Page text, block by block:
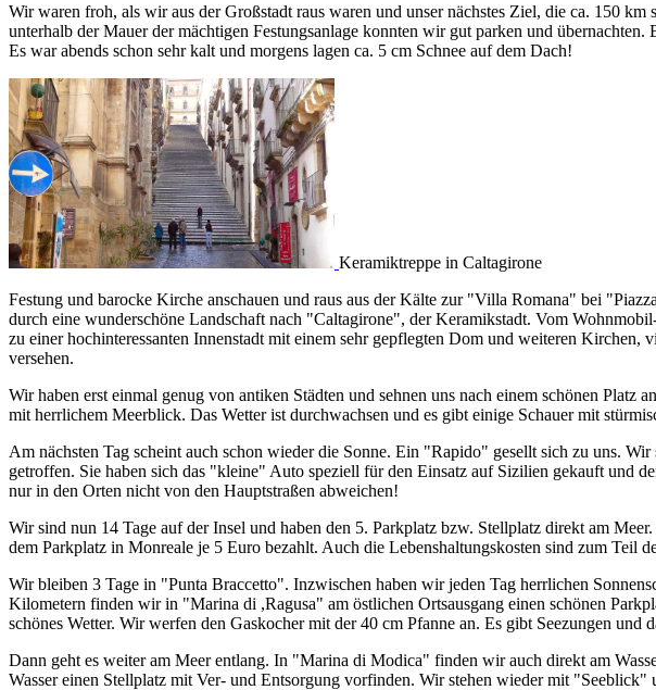
Wir waren froh, als wir aus der Großstadt raus waren und unser nächstes Ziel, die ca. 150
unterhalb der Mauer der mächtigen Festungsanlage konnten wir gut parken und
Es war abends schon sehr kalt und morgens lagen ca. 5 cm Schnee auf dem Dach!
Keramiktreppe in Caltagirone
Festung und barocke Kirche anschauen und raus aus der Kälte zur "Villa Romana" bei
durch eine wunderschöne Landschaft nach "Caltagirone", der Keramikstadt. Vom
zu einer hochinteressanten Innenstadt mit einem sehr gepflegten Dom und weiteren
versehen.
Wir haben erst einmal genug von antiken Städten und sehnen uns nach einem schönen
mit herrlichem Meerblick. Das Wetter ist durchwachsen und es gibt einige Schauer mit
Am nächsten Tag scheint auch schon wieder die Sonne. Ein "Rapido" gesellt sich zu uns.
getroffen. Sie haben sich das "kleine" Auto speziell für den Einsatz auf Sizilien gekauft und
nur in den Orten nicht von den Hauptstraßen abweichen!
Wir sind nun 14 Tage auf der Insel und haben den 5. Parkplatz bzw. Stellplatz direkt am
dem Parkplatz in Monreale je 5 Euro bezahlt. Auch die Lebenshaltungskosten sind zum Teil
Wir bleiben 3 Tage in "Punta Braccetto". Inzwischen haben wir jeden Tag herrlichen
Kilometern finden wir in "Marina di ,Ragusa" am östlichen Ortsausgang einen schönen
schönes Wetter. Wir werfen den Gaskocher mit der 40 cm Pfanne an. Es gibt Seezungen
Dann geht es weiter am Meer entlang. In "Marina di Modica" finden wir auch direkt am
Wasser einen Stellplatz mit Ver- und Entsorgung vorfinden. Wir stehen wieder mit